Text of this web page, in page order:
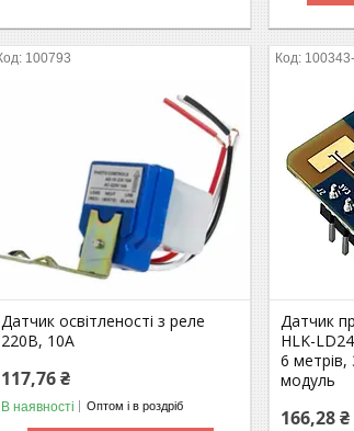
100793
Датчик освітленості з реле
220В, 10А
117,76 ₴
В наявності Оптом і в роздріб
Датчик
HLK-
6
модуль
166,28 ₴